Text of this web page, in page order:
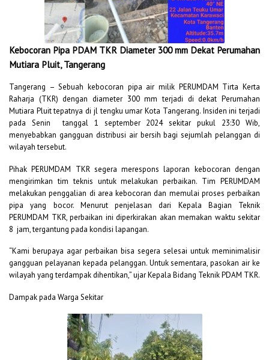
Kebocoran Pipa PDAM TKR Diameter 300 mm Dekat Perumahan
Mutiara Pluit, Tangerang
Tangerang – Sebuah kebocoran pipa air milik PERUMDAM Tirta Kerta
Raharja (TKR) dengan diameter 300 mm terjadi di dekat Perumahan
Mutiara Pluit tepatnya di jl tengku umar Kota Tangerang. Insiden ini terjadi
pada Senin tanggal 1 september 2024 sekitar pukul 23:30 Wib,
menyebabkan gangguan distribusi air bersih bagi sejumlah pelanggan di
wilayah tersebut.
Pihak PERUMDAM TKR segera merespons laporan kebocoran dengan
mengirimkan tim teknis untuk melakukan perbaikan. Tim PERUMDAM
melakukan penggalian di area kebocoran dan memulai proses perbaikan
pipa yang bocor. Menurut penjelasan dari Kepala Bagian Teknik
PERUMDAM TKR, perbaikan ini diperkirakan akan memakan waktu sekitar
8 jam, tergantung pada kondisi lapangan.
“Kami berupaya agar perbaikan bisa segera selesai untuk meminimalisir
gangguan pelayanan kepada pelanggan. Untuk sementara, pasokan air ke
wilayah yang terdampak dihentikan,” ujar Kepala Bidang Teknik PDAM TKR.
Dampak pada Warga Sekitar